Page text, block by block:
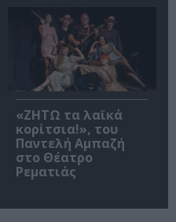
«ΖΗΤΩ τα λαϊκά
κορίτσια!», του
Παντελή Αμπαζή
στο Θέατρο
Ρεματιάς